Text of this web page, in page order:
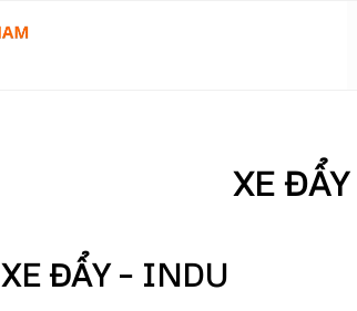
XE
XE ĐẨY – INDU